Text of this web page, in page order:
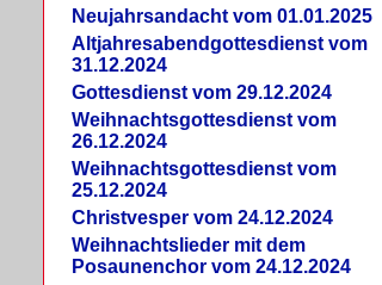
Neujahrsandacht vom 01.01.2025
Altjahresabendgottesdienst vom
31.12.2024
Gottesdienst vom 29.12.2024
Weihnachtsgottesdienst vom
26.12.2024
Weihnachtsgottesdienst vom
25.12.2024
Christvesper vom 24.12.2024
Weihnachtslieder mit dem
Posaunenchor vom 24.12.2024